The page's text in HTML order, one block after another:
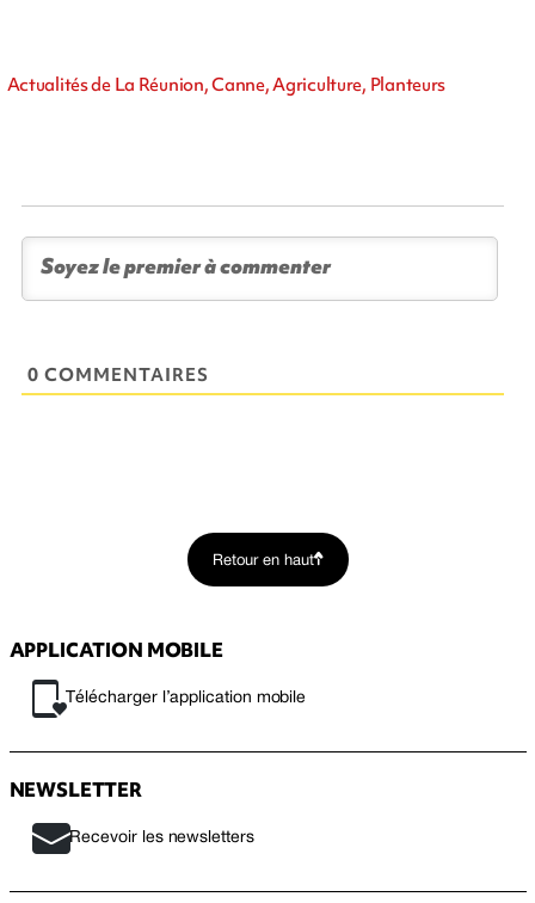
Actualités de La Réunion, Canne, Agriculture, Planteurs
0 COMMENTAIRES
Retour en haut
APPLICATION MOBILE
Télécharger l’application mobile
NEWSLETTER
Recevoir les newsletters